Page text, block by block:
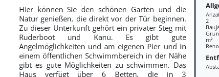
2
m²
Hier können Sie den schönen Garten und die
Natur genießen, die direkt vor der Tür beginnen.
Zu dieser Unterkunft gehört ein privater Steg mit
Ruderboot und Kanu. Es gibt gute
Angelmöglichkeiten und am eigenen Pier und in
einem öffentlichen Schwimmbereich in der Nähe
gibt es gute Möglichkeiten zu schwimmen. Das
Haus verfügt über 6 Betten, die in 3